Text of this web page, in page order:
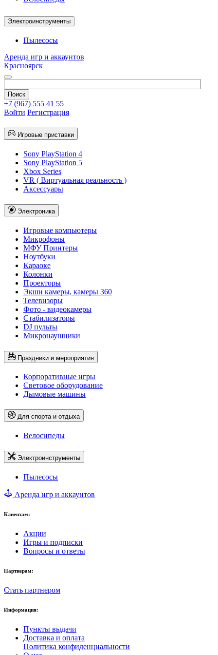
Электроинструменты
Пылесосы
Аренда игр и аккаунтов
Красноярск
+7 (967) 555 41 55
Войти Регистрация
Игровые приставки
Sony PlayStation 4
Sony PlayStation 5
Xbox Series
VR ( Виртуальная реальность )
Аксессуары
Электроника
Игровые компьютеры
Микрофоны
МФУ Принтеры
Ноутбуки
Караоке
Колонки
Проекторы
Экшн камеры, камеры 360
Телевизоры
Фото - видеокамеры
Стабилизаторы
DJ пульты
Микронаушники
Праздники и мероприятия
Корпоративные игры
Световое оборудование
Дымовые машины
Для спорта и отдыха
Велосипеды
Электроинструменты
Пылесосы
Аренда игр и аккаунтов
Клиентам:
Акции
Игры и подписки
Вопросы и ответы
Партнерам:
Стать партнером
Информация:
Пункты выдачи
Доставка и оплата
Политика конфиденциальности